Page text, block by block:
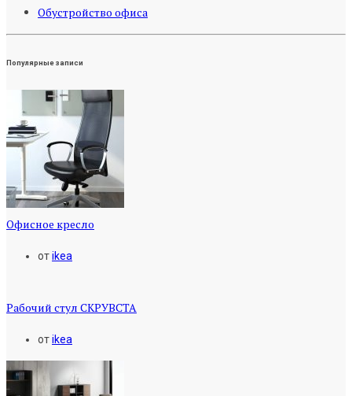
Обустройство офиса
Популярные записи
Офисное кресло
отikea
Рабочий стул СКРУВСТА
отikea